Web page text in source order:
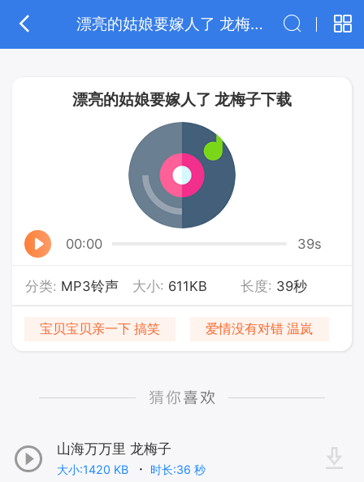
漂亮的姑娘要嫁人了 龙梅子下载
漂亮的姑娘要嫁人了 龙梅子下载
00:00 39s
分类: MP3铃声 大小: 611KB 长度: 39秒
宝贝宝贝亲一下 搞笑 爱情没有对错 温岚
山海万万里 龙梅子
大小:1420 KB 时长:36 秒